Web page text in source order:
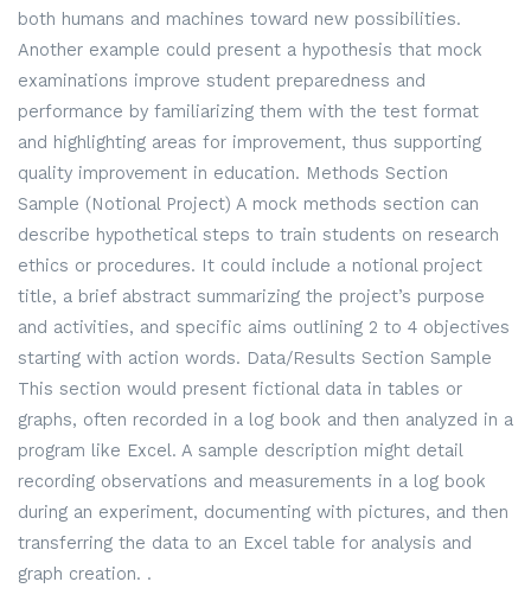
both humans and machines toward new possibilities.
Another example could present a hypothesis that mock
examinations improve student preparedness and
performance by familiarizing them with the test format
and highlighting areas for improvement, thus supporting
quality improvement in education. Methods Section
Sample (Notional Project) A mock methods section can
describe hypothetical steps to train students on research
ethics or procedures. It could include a notional project
title, a brief abstract summarizing the project’s purpose
and activities, and specific aims outlining 2 to 4 objectives
starting with action words. Data/Results Section Sample
This section would present fictional data in tables or
graphs, often recorded in a log book and then analyzed in a
program like Excel. A sample description might detail
recording observations and measurements in a log book
during an experiment, documenting with pictures, and then
transferring the data to an Excel table for analysis and
graph creation. .